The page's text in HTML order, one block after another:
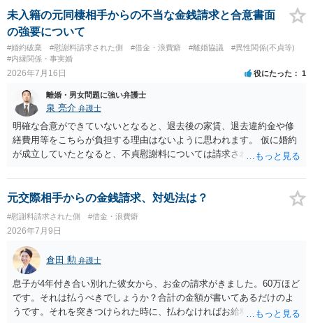
やり取り等の経緯、誓約書の内容等を踏まえて、関係を清算するため
の 金銭であったと評価される可能性はあると考えます。 ② 「今後一
切関与しないなら100万円振り込む」というLINEや誓約書は、裁判上
どの程度証拠価値があるのか ⇒前後のやり取りや誓約書の具体的内容
を見ない限り、具体的な判断はできませんが、一定の証拠価値はある
することは認められるのか。 ⇒おそらく１００万円は不当利得（受け
取る正当な権利がないのに利益を取得した）として返還請求されてい
るものかと推察しますので、 貸金返還ではないかと存じます。 ④ 私
は現在、収入も不安定で貯金もなくリボ払い借金が既に約100万あり。
今年に再婚したが主人はお金に厳しい為、一括で220万円を支払う事は
か。 ⇒判決となり敗訴してしまった場合は、強制執行により不動産等
の財産を差し押さえられ、そこから債権回収が図られることになりま
すが、 和解であれば柔軟な解決が可能ですので、その場合は分割払
いにより支払うことも十分可能です。 ⑤ このような事情であれば、私
は120万円のみ和解交渉を続けるべきでしょうか。 ⇒ご相談者様の認
識を前提にすれば、１００万円も含めて返済する必要はないと考えら
れるため、 120万円のみについて交渉を続けることがベターかと存じ
ます。
未入籍の元同棲相手からの不当な金銭請求と合意書面
の強要について
#婚約破棄 #慰謝料請求された側 #借金・浪費癖 #離婚協議
#異性関係(不貞等)
#内縁関係・事実婚
2026年7月16日 役にたった 1
離婚・男女問題に強い弁護士
泉 亮介 弁護士
明確な合意ができていないとなると、退去後の家賃、退去違約金や修
繕費用等をこちらが負担する理由はないように思われます。 仮に婚約
が成立していたとなると、不貞慰謝料については請求される可能性が
れば早めに弁護士に相談し、弁護士から回答をさせると良いでしょ
う。
元交際相手からの金銭請求、対処法は？
#慰謝料請求された側 #借金・浪費癖
2026年7月9日
倉田 勲 弁護士
息子が4年付き合い別れた彼女から、お金の請求がきました。60万ほど
です。それは払うべきでしょうか？合計の金額が書いてあるだけのよ
うです。それを突きつけられた時に、払わなければお給料の差し押さ